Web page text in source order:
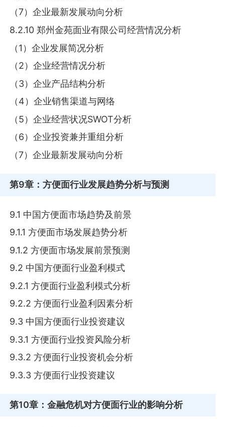
（7）企业最新发展动向分析
8.2.10 郑州金苑面业有限公司经营情况分析
（1）企业发展简况分析
（2）企业经营情况分析
（3）企业产品结构分析
（4）企业销售渠道与网络
（5）企业经营状况SWOT分析
（6）企业投资兼并重组分析
（7）企业最新发展动向分析
第9章 ：方便面行业发展趋势分析与预测
9.1 中国方便面市场趋势及前景
9.1.1 方便面市场发展趋势分析
9.1.2 方便面市场发展前景预测
9.2 中国方便面行业盈利模式
9.2.1 方便面行业盈利模式分析
9.2.2 方便面行业盈利因素分析
9.3 中国方便面行业投资建议
9.3.1 方便面行业投资风险分析
9.3.2 方便面行业投资机会分析
9.3.3 方便面行业投资建议
第10章 ：金融危机对方便面行业的影响分析